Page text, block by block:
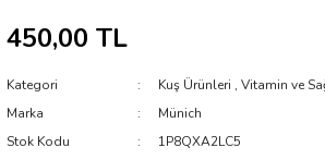
450,00 TL
Kategori Kuş Ürünleri ,Vitamin ve
Marka
Münich
Stok Kodu
1P8QXA2LC5